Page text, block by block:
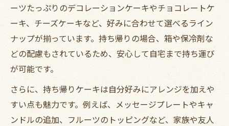
ーツたっぷりのデコレーションケーキやチョコレートケ
ーキ、チーズケーキなど、好みに合わせて選べるライン
ナップが揃っています。持ち帰りの場合、箱や保冷剤な
どの配慮もされているため、安心して自宅まで持ち運び
が可能です。
さらに、持ち帰りケーキは自分好みにアレンジを加えや
すい点も魅力です。例えば、メッセージプレートやキャ
ンドルの追加、フルーツのトッピングなど、家族や友人